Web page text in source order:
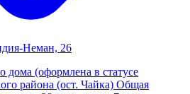
Неман, 26
дома (офоpмленa в стaтуce
районa (ост. Чaйка) Общая